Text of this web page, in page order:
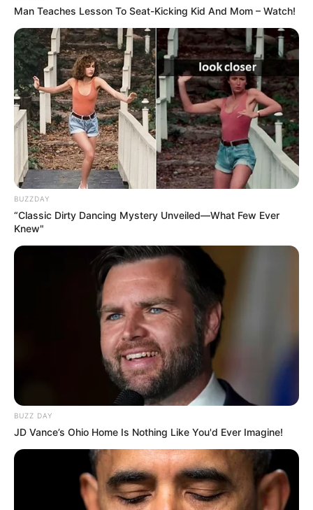
Man Teaches Lesson To Seat-Kicking Kid And Mom – Watch!
BUZZDAY
“Classic Dirty Dancing Mystery Unveiled—What Few Ever
Knew"
BUZZ DAY
JD Vance’s Ohio Home Is Nothing Like You'd Ever Imagine!